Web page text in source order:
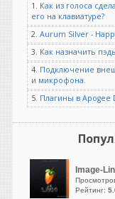
guter
написал
ONE OF
POPULAR
SAMPLE
MADE
Скоро...
Отмечая
одной из
и
1. Как из голоса
его на клавиатуре?
2. Aurum Silver -
3. Как назначить
4. Подключение
и микрофона.
5. Плагины в Apogee
Image-
Рейтинг: